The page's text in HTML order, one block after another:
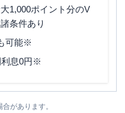
1,000ポイント分のV
条件あり
可能※
利息0円※
があります。